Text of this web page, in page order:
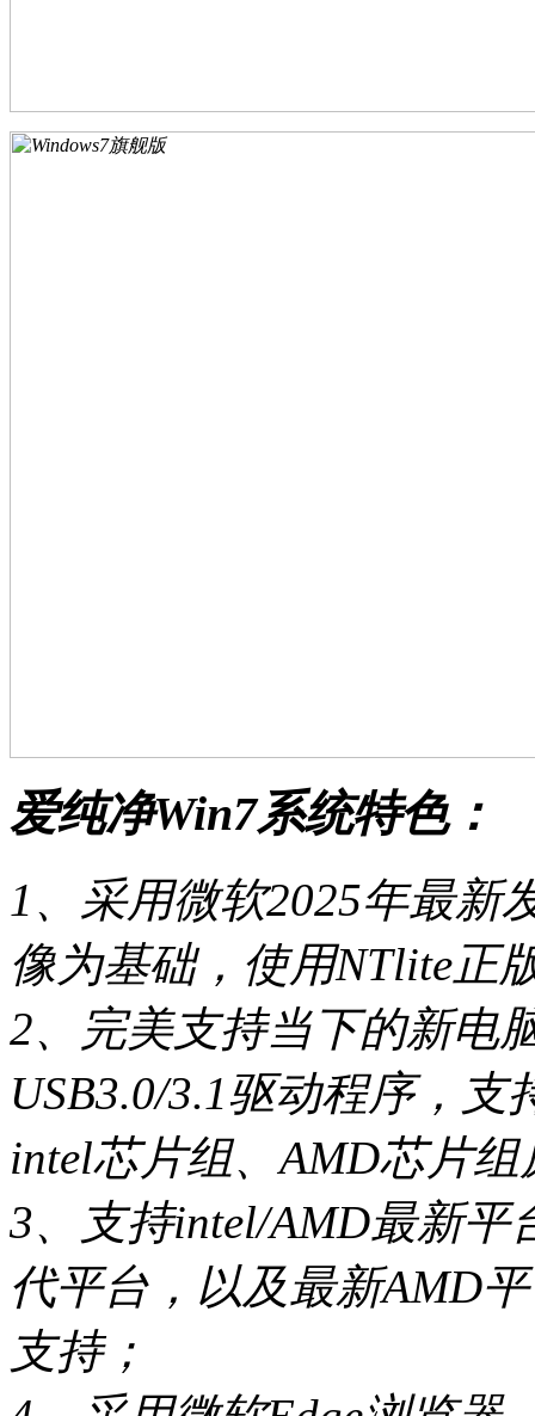
爱纯净Win7系统特色：
1、采用微软2025年最新
像为基础，使用NTlite正
2、完美支持当下的新电
USB3.0/3.1驱动程序，
intel芯片组、AMD芯片
3、支持intel/AMD最新平
代平台，以及最新AMD
支持；